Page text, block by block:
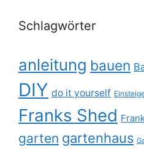
Schlagwörter
anleitung bauen
DIY do it yourself
Franks Shed
garten gartenhaus